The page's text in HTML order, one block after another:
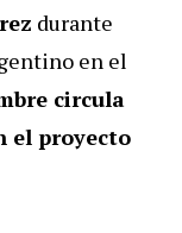
durante
en el
circula
el proyecto